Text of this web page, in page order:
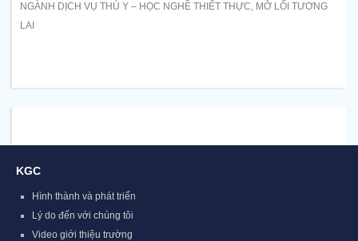
NGÀNH DỊCH VỤ THÚ Y – HỌC NGHỀ THIẾT THỰC, MỞ LỐI TƯƠNG
LAI
KGC
Hình thành và phát triển
Lý do đến với chúng tôi
Video giới thiệu trường